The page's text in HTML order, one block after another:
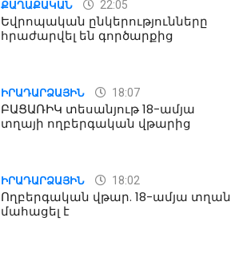
ՔԱՂԱՔԱԿԱՆ 22:05
Եվրոպական ընկերությունները
հրաժարվել են գործարքից
ԻՐԱԴԱՐՁԱՅԻՆ 18:07
ԲԱՑԱՌԻԿ տեսանյութ 18-ամյա
տղայի ողբերգական վթարից
ԻՐԱԴԱՐՁԱՅԻՆ 18:02
Ողբերգական վթար. 18-ամյա տղան
մահացել է